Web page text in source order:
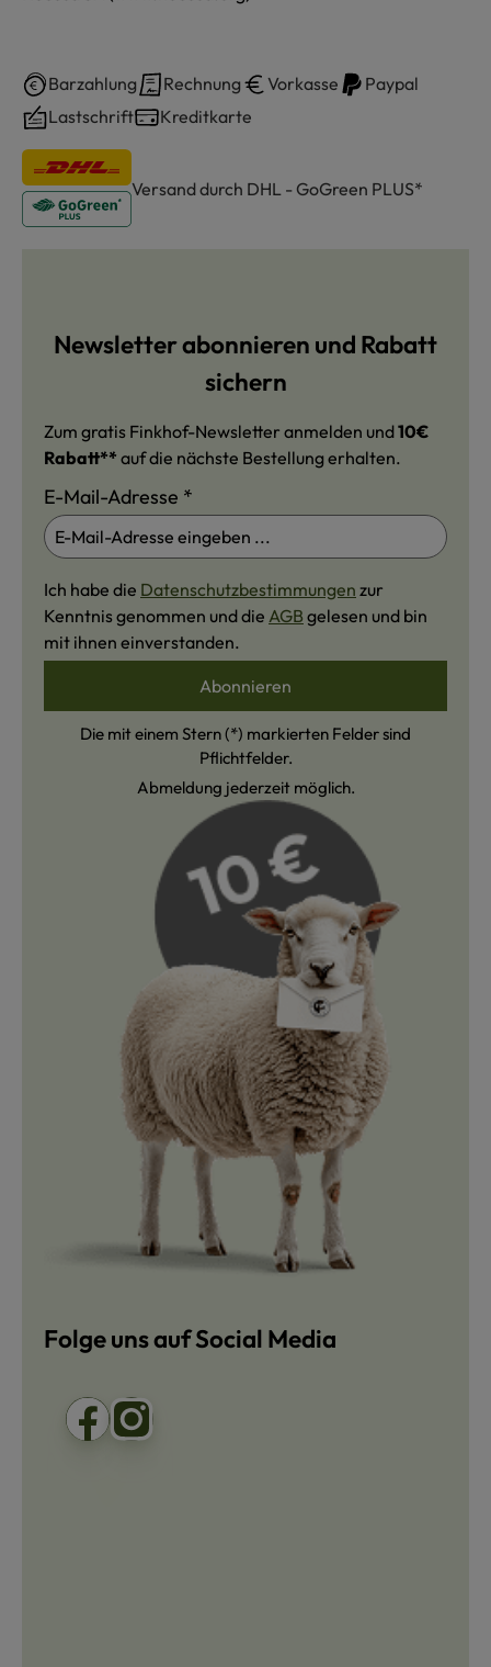
Barzahlung Rechnung Vorkasse
Paypal
Lastschrift
Kreditkarte
Versand durch DHL - GoGreen PLUS*
Newsletter abonnieren und Rabatt
sichern
Zum gratis Finkhof-Newsletter anmelden und10€
Rabatt** auf die nächste Bestellung erhalten.
E-Mail-Adresse *
Ich habe die Datenschutzbestimmungen zur
Kenntnis genommen und die AGB gelesen und bin
mit ihnen einverstanden.
Abonnieren
Die mit einem Stern (*) markierten Felder sind
Pflichtfelder.
Abmeldung jederzeit möglich.
Folge uns auf Social Media